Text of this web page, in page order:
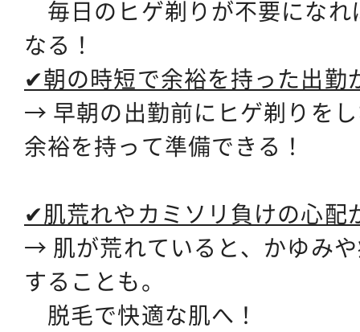
毎日のヒゲ剃りが不要になれ
なる！
✔朝の時短で余裕を持った出勤
→ 早朝の出勤前にヒゲ剃りを
余裕を持って準備できる！
✔肌荒れやカミソリ負けの心配
→ 肌が荒れていると、かゆみ
することも。
脱毛で快適な肌へ！